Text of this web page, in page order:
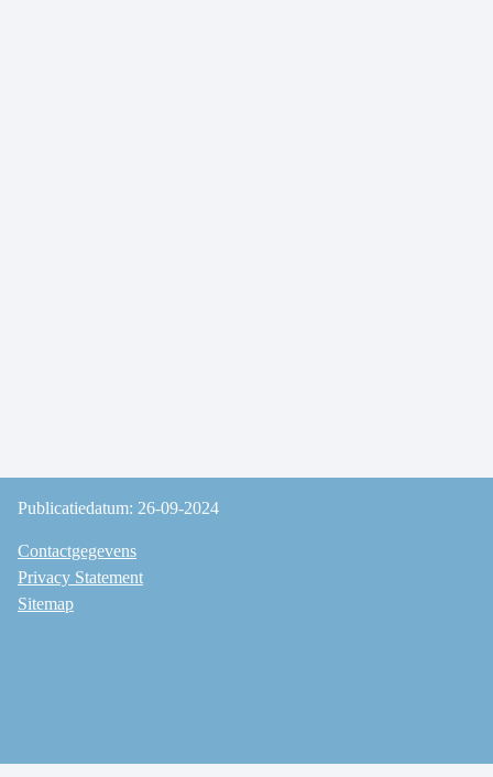
Publicatiedatum: 26-09-2024
Contactgegevens
Privacy Statement
Sitemap